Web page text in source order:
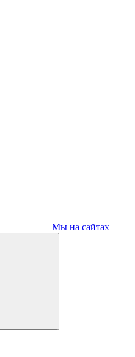
Мы на сайтах